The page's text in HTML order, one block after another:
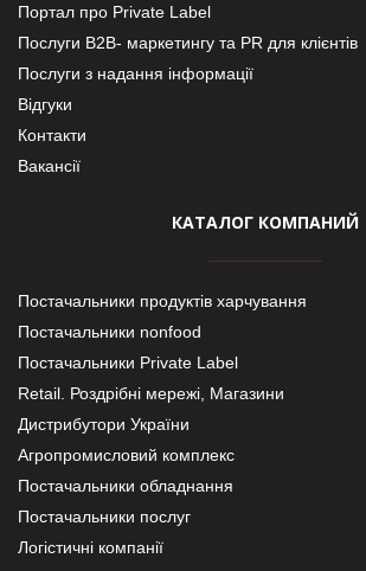
Портал про Private Label
Послуги В2В- маркетингу та PR для клієнтів
Послуги з надання інформації
Відгуки
Контакти
Вакансії
КАТАЛОГ КОМПАНИЙ
Постачальники продуктів харчування
Постачальники nonfood
Постачальники Private Label
Retail. Роздрібні мережі, Магазини
Дистрибутори України
Агропромисловий комплекс
Постачальники обладнання
Постачальники послуг
Логістичні компанії